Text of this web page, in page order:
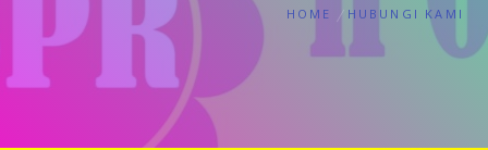
HOME HUBUNGI KAMI